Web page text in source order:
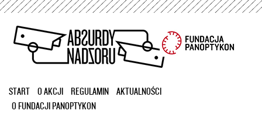
Przejdź
treści
START O AKCJI REGULAMIN
AKTUALNOŚCI
O FUNDACJI PANOPTYKON